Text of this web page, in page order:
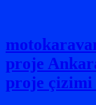
proje
proje